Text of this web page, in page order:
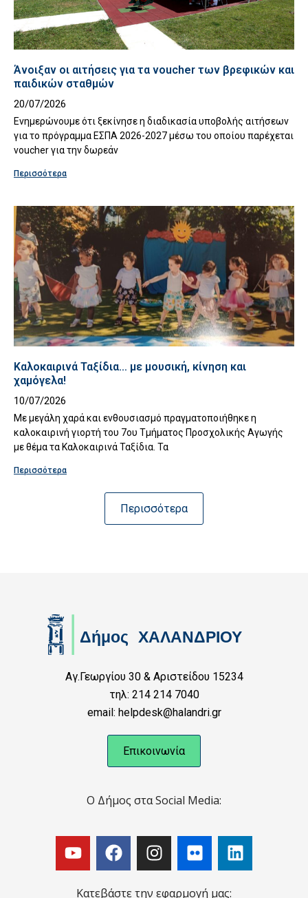
Άνοιξαν οι αιτήσεις για τα voucher των βρεφικών και
παιδικών σταθμών
20/07/2026
Eνημερώνουμε ότι ξεκίνησε η διαδικασία υποβολής αιτήσεων
για το πρόγραμμα ΕΣΠΑ 2026-2027 μέσω του οποίου παρέχεται
voucher για την δωρεάν
Περισσότερα
Καλοκαιρινά Ταξίδια… με μουσική, κίνηση και
χαμόγελα!
10/07/2026
Με μεγάλη χαρά και ενθουσιασμό πραγματοποιήθηκε η
καλοκαιρινή γιορτή του 7ου Τμήματος Προσχολικής Αγωγής
με θέμα τα Καλοκαιρινά Ταξίδια. Τα
Περισσότερα
Περισσότερα
Αγ.Γεωργίου 30 & Αριστείδου 15234
τηλ: 214 214 7040
email: helpdesk@halandri.gr
Επικοινωνία
Ο Δήμος στα Social Media:
Κατεβάστε την εφαρμογή μας: